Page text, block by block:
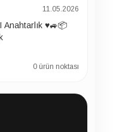
11.05.2026
Anahtarlık ♥️🚙📦
0 ürün noktası